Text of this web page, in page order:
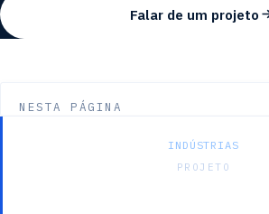
Falar de um projeto
INDÚSTRIAS
PROJETO
NESTA PÁGINA